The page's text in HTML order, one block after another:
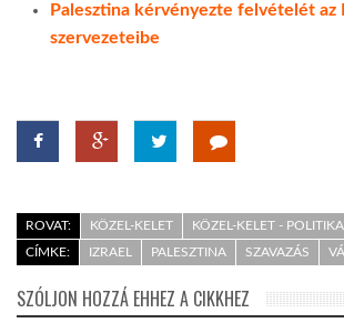
Palesztina kérvényezte felvételét az
szervezeteibe
ROVAT: KÖZEL-KELET
KÖZEL-KELET - POLITIKA
CÍMKE:
IZRAEL PALESZTINA SZAVAZÁS
SZÓLJON HOZZÁ EHHEZ A CIKKHEZ